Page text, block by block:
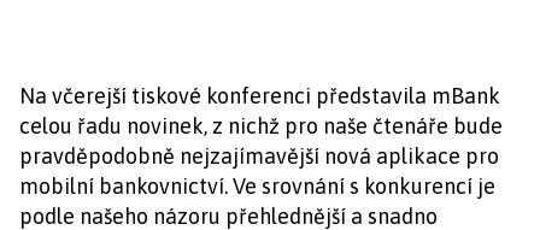
Na včerejší tiskové konferenci představila mBank
celou řadu novinek, z nichž pro naše čtenáře bude
pravděpodobně nejzajímavější nová aplikace pro
mobilní bankovnictví. Ve srovnání s konkurencí je
podle našeho názoru přehlednější a snadno